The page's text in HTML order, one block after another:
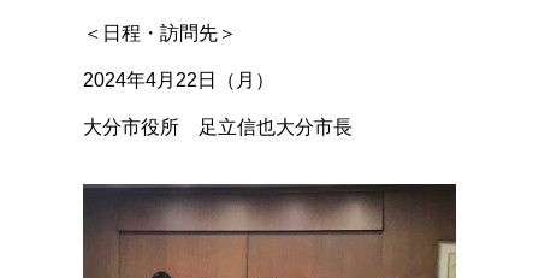
＜日程・訪問先＞
2024年4月22日（月）
大分市役所 足立信也大分市長